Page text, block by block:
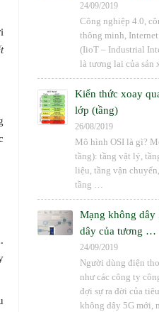
24/09/2019
Công nghiệp 4.0,
thông minh,
(IioT – Industrial
là tương lai của
Kiến thức xoay
lớp (tầng)
26/08/2019
Mô hình OSI là gì?
tầng): tầng vật lý,
liệu, tầng vận
tầng …
Mạng không dây
dây của tương …
24/09/2019
Người dùng điện
như các công ty
đợi sự ra đời của
không dây 5G mới,